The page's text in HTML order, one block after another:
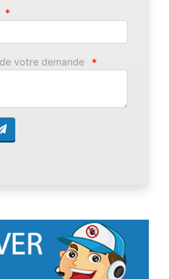
*
votre demande *